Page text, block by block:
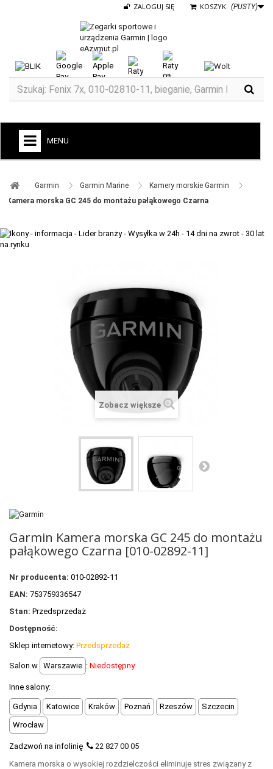
KOSZYK (PUSTY)
ZALOGUJ SIĘ
MENU
ZEGARKI DO BIEGANIA
TACX
VOSTOK EUROPE ZEGARKI
OBAKU DENMARK ZEGARKI
OUTLET
WYPRZEDAŻ
Garmin ​ Garmin Marine ​
Kamery morskie Garmin ​
Kamera morska GC 245 do montażu pałąkowego Czarna
Zobacz większe
Garmin Kamera morska GC 245 do montażu
pałąkowego Czarna [010-02892-11]
Nr producenta: 010-02892-11
EAN: 753759336547
Stan: Przedsprzedaż
Dostępność:
Sklep internetowy: Przedsprzedaż
Salon w Warszawie : Niedostępny
Inne salony:
Gdynia Katowice Kraków Poznań Rzeszów
Szczecin
Wrocław
Zadzwoń na infolinię
22 827 00 05
Kamera morska o wysokiej rozdzielczości eliminuje stres związany z